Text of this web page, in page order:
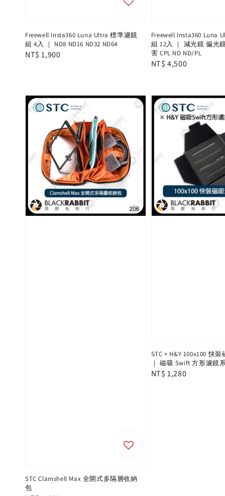
Freewell Insta360 Luna Ultra 標準濾鏡
組 4入 ｜ ND8 ND16 ND32 ND64
Regular
NT$ 1,900
Freewell Insta360 Luna
組 12入 ｜ 減光鏡 偏光
害 CPL ND ND/PL
Regular
NT$ 4,500
STC Clamshell Max 全開式多隔層收納
包
STC × H&Y 100x100 快
｜ 磁吸 Swift 方形濾鏡
Regular
NT$ 1,280